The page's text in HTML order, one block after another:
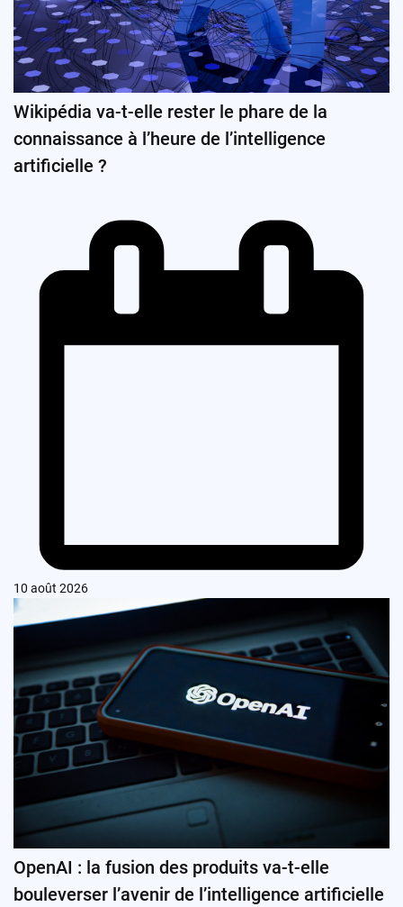
Wikipédia va-t-elle rester le phare de la
connaissance à l’heure de l’intelligence
artificielle ?
10 août 2026
OpenAI : la fusion des produits va-t-elle
bouleverser l’avenir de l’intelligence artificielle